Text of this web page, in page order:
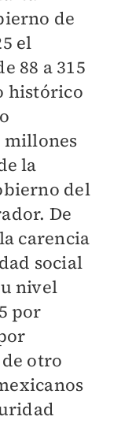
de
el
88 a 315
histórico
millones
la
del
De
carencia
social
nivel
por
otro